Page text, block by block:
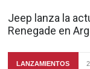
Jeep lanza la
Renegade en
LANZAMIENTOS